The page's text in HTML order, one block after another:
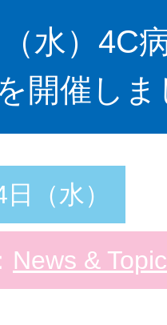
水）4C
開催し
（水）
News &